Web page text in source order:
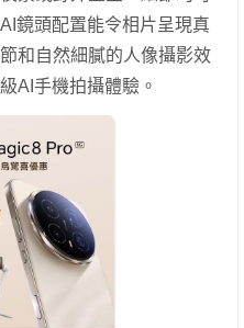
鏡頭配置能令相片呈現真
和自然細膩的人像攝影效
AI手機拍攝體驗。